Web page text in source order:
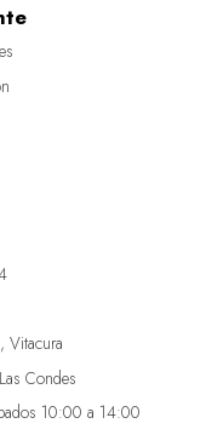
Vitacura
Condes
10:00 a 14:00